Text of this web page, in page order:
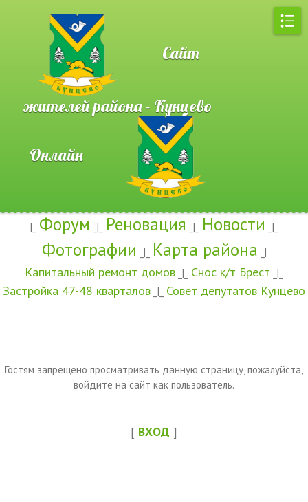
Сайт
жителей района - Кунцево
Онлайн
|_ Форум _|_ Реновация _|_ Новости _|_
Фотографии _|_ Карта района _|
Капитальный ремонт домов _|_ Снос к/т Брест _|_
Застройка 47-48 кварталов _|_ Совет депутатов Кунцево
Гостям запрещено просматривать данную страницу, пожалуйста,
войдите на сайт как пользователь.
[ ВХОД ]